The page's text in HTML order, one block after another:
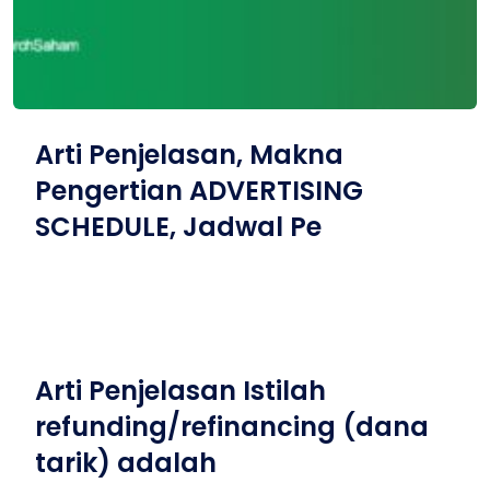
Arti Penjelasan, Makna
Pengertian ADVERTISING
SCHEDULE, Jadwal Pe
Arti Penjelasan Istilah
refunding/refinancing (dana
tarik) adalah